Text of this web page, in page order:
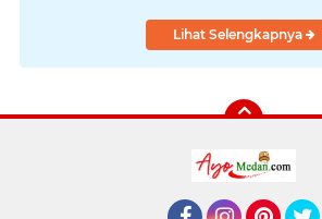
Lihat Selengkapnya